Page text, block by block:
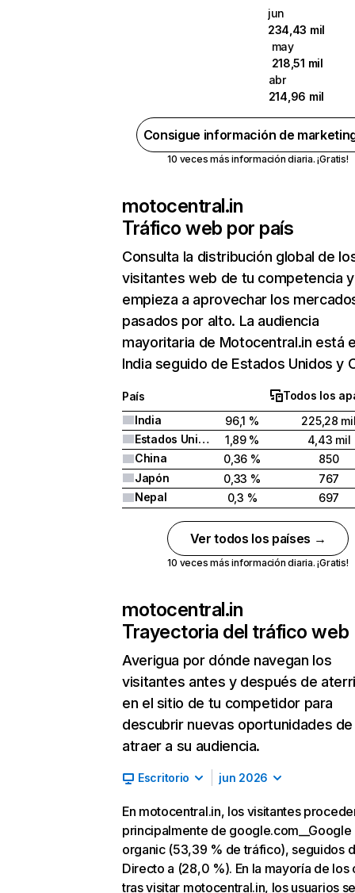
jun
234,43 mil
may
218,51 mil
abr
214,96 mil
Consigue información de
10 veces más información diaria. ¡Gratis!
motocentral.in
Tráfico web por país
Consulta la distribución global de
visitantes web de tu competencia y
empieza a aprovechar los
pasados por alto. La audiencia
mayoritaria de Motocentral.in está
India seguido de Estados Unidos y
País
Todos los
India
96,1 %
225,28
Estados Unidos
1,89 %
4,43 mil
China
0,36 %
850
Japón
0,33 %
767
Nepal
0,3 % 697
Ver todos los países →
10 veces más información diaria. ¡Gratis!
motocentral.in
Trayectoria del tráfico web
Averigua por dónde navegan los
visitantes antes y después de
en el sitio de tu competidor para
descubrir nuevas oportunidades de
atraer a su audiencia.
Escritorio jun 2026
En motocentral.in, los visitantes
principalmente de google.com__Google
organic (53,39 % de tráfico), seguidos
Directo a (28,0 %). En la mayoría de los
tras visitar motocentral.in, los usuarios se